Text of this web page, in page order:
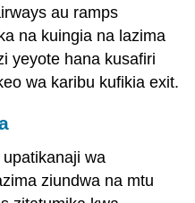
au ramps
na kuingia na lazima
yeyote hana kusafiri
wa karibu kufikia exit.
wa
ziundwa na mtu